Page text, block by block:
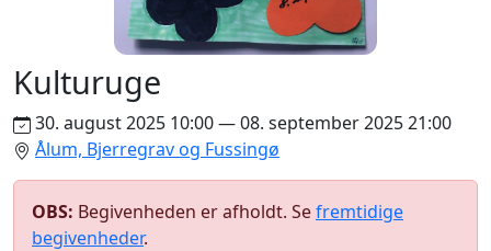
Kulturuge
30. august 2025 10:00 — 08. september 2025 21:00
Ålum, Bjerregrav og Fussingø
OBS: Begivenheden er afholdt. Sefremtidige
begivenheder.